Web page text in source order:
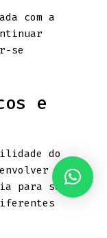
com a
se
e
do
para saber